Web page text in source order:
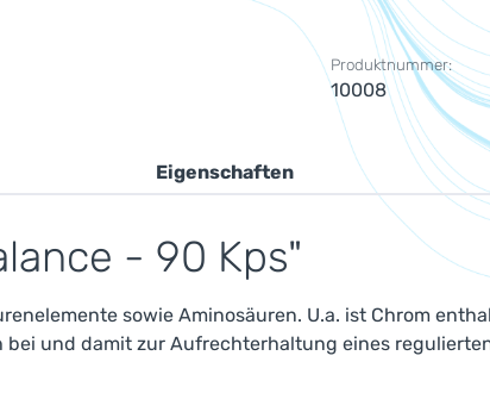
Produktnummer:
10008
Eigenschaften
- 90 Kps"
sowie Aminosäuren. U.a. ist Chrom
und damit zur Aufrechterhaltung eines